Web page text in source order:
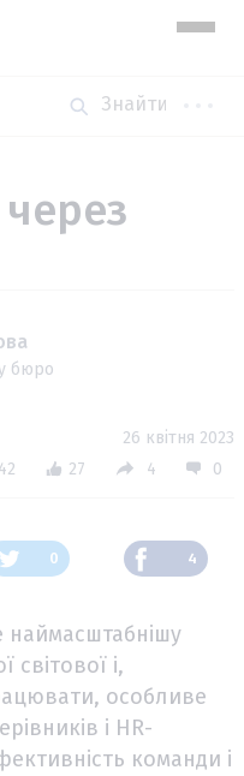
бюро
26 квітня 2023
27 4 0
0 4
наймасштабнішу
світової і,
особливе
і HR-
команди і